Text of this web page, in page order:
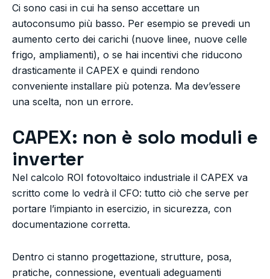
Ci sono casi in cui ha senso accettare un
autoconsumo più basso. Per esempio se prevedi un
aumento certo dei carichi (nuove linee, nuove celle
frigo, ampliamenti), o se hai incentivi che riducono
drasticamente il CAPEX e quindi rendono
conveniente installare più potenza. Ma dev’essere
una scelta, non un errore.
CAPEX: non è solo moduli e
inverter
Nel calcolo ROI fotovoltaico industriale il CAPEX va
scritto come lo vedrà il CFO: tutto ciò che serve per
portare l’impianto in esercizio, in sicurezza, con
documentazione corretta.
Dentro ci stanno progettazione, strutture, posa,
pratiche, connessione, eventuali adeguamenti